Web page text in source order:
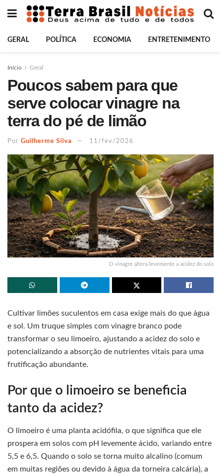
GERAL POLÍTICA ECONOMIA ENTRETENIMENTO
Início Geral
Poucos sabem para que
serve colocar vinagre na
terra do pé de limão
Por Guilherme Silva 11/fev/2026
O vinagre altera levemente a acidez do solo
Cultivar limões suculentos em casa exige mais do que água
e sol. Um truque simples com vinagre branco pode
transformar o seu limoeiro, ajustando a acidez do solo e
potencializando a absorção de nutrientes vitais para uma
frutificação abundante.
Por que o limoeiro se beneficia
tanto da acidez?
O limoeiro é uma planta acidófila, o que significa que ele
prospera em solos com pH levemente ácido, variando entre
5,5 e 6,5. Quando o solo se torna muito alcalino (comum
em muitas regiões ou devido à água da torneira calcária), a